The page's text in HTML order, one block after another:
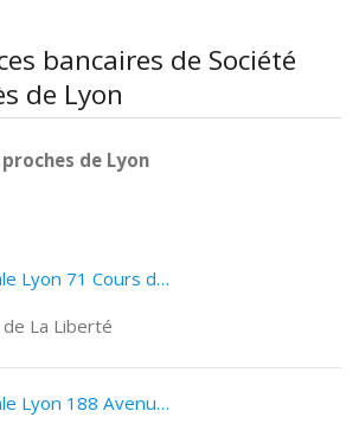
bancaires de Société
de Lyon
de Lyon
Société Générale Lyon 71 Cours de La Liberté
La Liberté
Société Générale Lyon 188 Avenue des Frères Lumière